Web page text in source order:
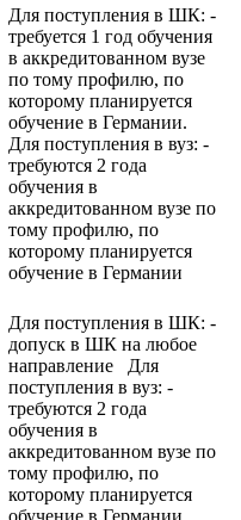
Для поступления в ШК: -
требуется 1 год обучения
в аккредитованном вузе
по тому профилю, по
которому планируется
обучение в Германии.
Для поступления в вуз: -
требуются 2 года
обучения в
аккредитованном вузе по
тому профилю, по
которому планируется
обучение в Германии
Для поступления в ШК: -
допуск в ШК на любое
направление Для
поступления в вуз: -
требуются 2 года
обучения в
аккредитованном вузе по
тому профилю, по
которому планируется
обучение в Германии